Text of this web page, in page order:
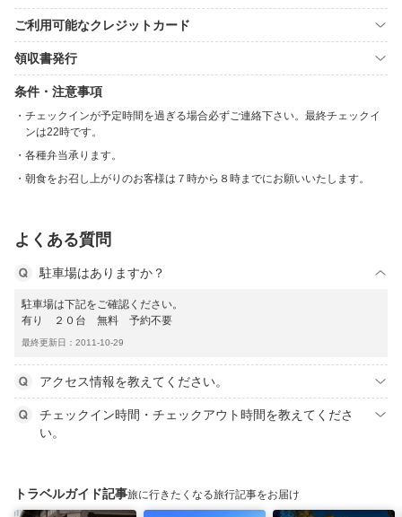
ご利用可能なクレジットカード
領収書発行
条件・注意事項
チェックインが予定時間を過ぎる場合必ずご連絡下さい。最終チェックイ
ンは22時です。
各種弁当承ります。
朝食をお召し上がりのお客様は７時から８時までにお願いいたします。
よくある質問
駐車場はありますか？
駐車場は下記をご確認ください。
有り ２０台 無料 予約不要
最終更新日：2011-10-29
アクセス情報を教えてください。
チェックイン時間・チェックアウト時間を教えてくださ
い。
トラベルガイド記事旅に行きたくなる旅行記事をお届け